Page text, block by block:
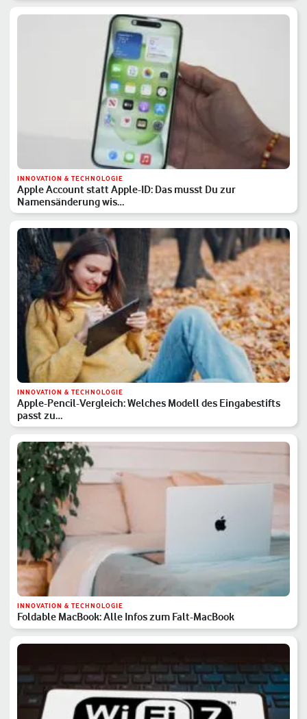
INNOVATION & TECHNOLOGIE
Apple Account statt Apple-ID: Das musst Du zur
Namensänderung wis…
INNOVATION & TECHNOLOGIE
Apple-Pencil-Vergleich: Welches Modell des Eingabestifts
passt zu…
INNOVATION & TECHNOLOGIE
Foldable MacBook: Alle Infos zum Falt-MacBook